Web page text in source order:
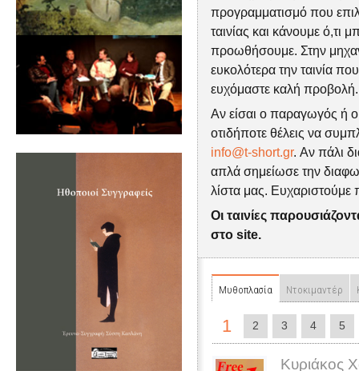
προγραμματισμό που
ταινίας και κάνουμε ό,τι
προωθήσουμε. Στην
ευκολότερα την ταινία
ευχόμαστε καλή προβολή.
Αν είσαι ο παραγωγός ή ο
οτιδήποτε θέλεις να
info@t-short.gr. Αν πάλι
απλά σημείωσε την
λίστα μας. Ευχαριστούμε
Οι ταινίες
στο site.
Μυθοπλασία Ντοκιμαντέρ
1 2 3 4 5
Κυριάκος